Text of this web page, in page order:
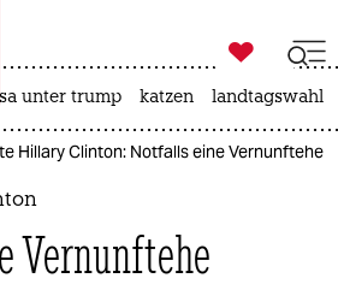
taz zahl ich
zahl ich

taz zahl ich
unter trump katzen landtagswahl
Hillary Clinton: Notfalls eine Vernunftehe
Vernunftehe